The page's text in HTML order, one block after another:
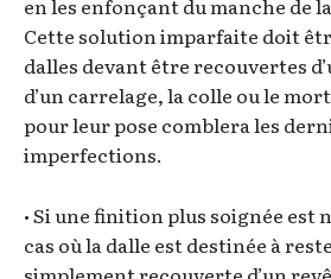
en les enfonçant du manche de
Cette solution imparfaite doit
dalles devant être recouvertes
d’un carrelage, la colle ou le
pour leur pose comblera les
imperfections.
• Si une finition plus soignée est
cas où la dalle est destinée à